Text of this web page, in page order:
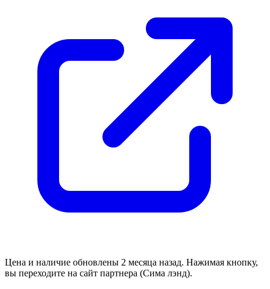
Цена и наличие обновлены 2 месяца назад. Нажимая кнопку,
вы переходите на сайт партнера (Сима лэнд).